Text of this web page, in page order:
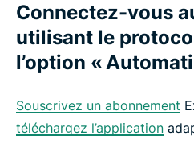
Connectez-vous
utilisant le
l’option «
Souscrivez un abonnement
téléchargez l’application